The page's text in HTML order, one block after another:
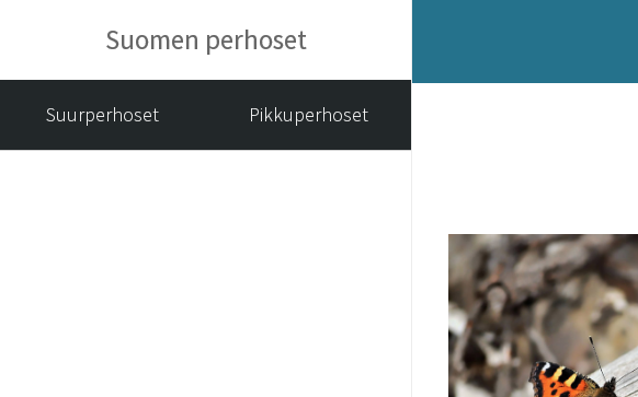
Suomen perhoset
Suurperhoset Pikkuperhoset